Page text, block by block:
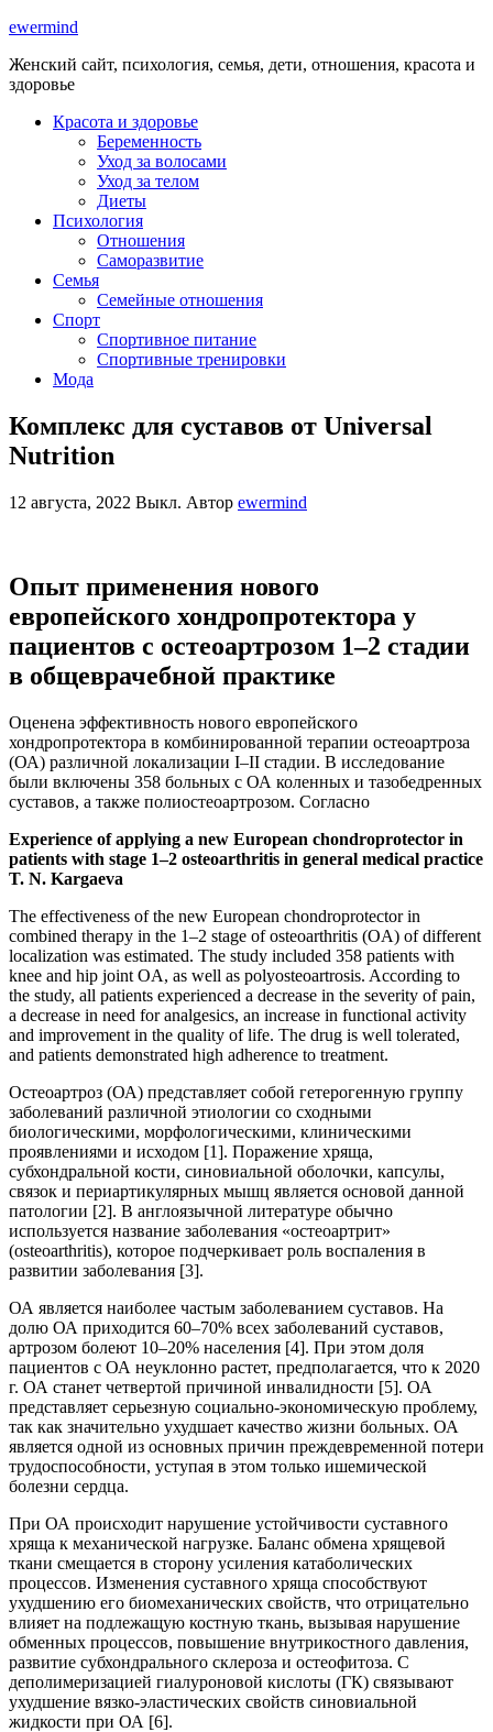
ewermind
Женский сайт, психология, семья, дети, отношения, красота и
здоровье
Красота и здоровье
Беременность
Уход за волосами
Уход за телом
Диеты
Психология
Отношения
Саморазвитие
Семья
Семейные отношения
Спорт
Спортивное питание
Спортивные тренировки
Мода
Комплекс для суставов от Universal
Nutrition
12 августа, 2022 Выкл. Автор ewermind
Опыт применения нового
европейского хондропротектора у
пациентов с остеоартрозом 1–2 стадии
в общеврачебной практике
Оценена эффективность нового европейского
хондропротектора в комбинированной терапии остеоартроза
(ОА) различной локализации I–II стадии. В исследование
были включены 358 больных с ОА коленных и тазобедренных
суставов, а также полиостеоартрозом. Согласно
Experience of applying a new European chondroprotector in
patients with stage 1–2 osteoarthritis in general medical practice
T. N. Kargaeva
The effectiveness of the new European chondroprotector in
combined therapy in the 1–2 stage of osteoarthritis (OA) of different
localization was estimated. The study included 358 patients with
knee and hip joint OA, as well as polyosteoartrosis. According to
the study, all patients experienced a decrease in the severity of pain,
a decrease in need for analgesics, an increase in functional activity
and improvement in the quality of life. The drug is well tolerated,
and patients demonstrated high adherence to treatment.
Остеоартроз (ОА) представляет собой гетерогенную группу
заболеваний различной этиологии со сходными
биологическими, морфологическими, клиническими
проявлениями и исходом [1]. Поражение хряща,
субхондральной кости, синовиальной оболочки, капсулы,
связок и периартикулярных мышц является основой данной
патологии [2]. В англоязычной литературе обычно
используется название заболевания «остеоартрит»
(osteoarthritis), которое подчеркивает роль воспаления в
развитии заболевания [3].
ОА является наиболее частым заболеванием суставов. На
долю ОА приходится 60–70% всех заболеваний суставов,
артрозом болеют 10–20% населения [4]. При этом доля
пациентов с ОА неуклонно растет, предполагается, что к 2020
г. ОА станет четвертой причиной инвалидности [5]. ОА
представляет серьезную социально-экономическую проблему,
так как значительно ухудшает качество жизни больных. ОА
является одной из основных причин прежде­временной потери
трудоспособности, уступая в этом только ишемической
болезни сердца.
При ОА происходит нарушение устойчивости суставного
хряща к механической нагрузке. Баланс обмена хрящевой
ткани смещается в сторону усиления катаболических
процессов. Изменения суставного хряща способствуют
ухудшению его биомеханических свойств, что отрицательно
влияет на подлежащую костную ткань, вызывая нарушение
обменных процессов, повышение внутрикостного давления,
развитие субхондрального склероза и остеофитоза. С
деполимеризацией гиалуроновой кислоты (ГК) связывают
ухудшение вязко-эластических свойств синовиальной
жидкости при ОА [6].